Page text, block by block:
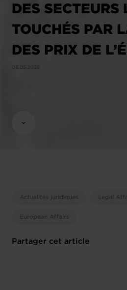
DES SECTEURS
TOUCHÉS PAR
DES PRIX DE
Actualités juridiques Legal
European Affairs
Partager cet article